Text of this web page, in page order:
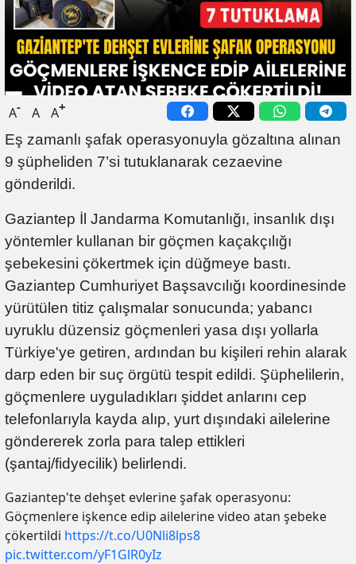
A- A A+
Eş zamanlı şafak operasyonuyla gözaltına alınan
9 şüpheliden 7’si tutuklanarak cezaevine
gönderildi.
Gaziantep İl Jandarma Komutanlığı, insanlık dışı
yöntemler kullanan bir göçmen kaçakçılığı
şebekesini çökertmek için düğmeye bastı.
Gaziantep Cumhuriyet Başsavcılığı koordinesinde
yürütülen titiz çalışmalar sonucunda; yabancı
uyruklu düzensiz göçmenleri yasa dışı yollarla
Türkiye'ye getiren, ardından bu kişileri rehin alarak
darp eden bir suç örgütü tespit edildi. Şüphelilerin,
göçmenlere uyguladıkları şiddet anlarını cep
telefonlarıyla kayda alıp, yurt dışındaki ailelerine
göndererek zorla para talep ettikleri
(şantaj/fidyecilik) belirlendi.
Gazi̇antep'te dehşet evleri̇ne şafak operasyonu:
Göçmenlere i̇şkence edi̇p ai̇leleri̇ne vi̇deo atan şebeke
çökerti̇ldi https://t.co/U0Nli8lps8
pic.twitter.com/yF1GlR0yIz